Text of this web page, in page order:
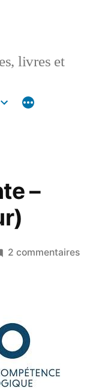
livres et
–
2 commentaires